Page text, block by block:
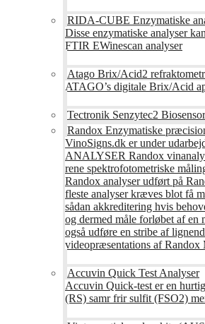
RIDA-CUBE Enzymatiske
Disse enzymatiske analyser
FTIR EWinescan analyser
Atago Brix/Acid2
ATAGO’s digitale Brix/Acid
Tectronik Senzytec2
Randox Enzymatiske
VinoSigns.dk er under
ANALYSER Randox
rene spektrofotometriske
Randox analyser udført på
fleste analyser kræves blot få
sådan akkreditering hvis
og dermed måle forløbet af en
også udføre en stribe af
videopræsentations af
Accuvin Quick Test Analyser
Accuvin Quick-test er en
(RS) samr frir sulfit (FSO2)